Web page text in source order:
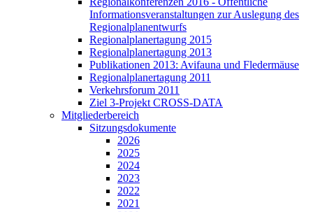
Informationsveranstaltungen zur Auslegung des
Regionalplanentwurfs
Regionalplanertagung 2015
Regionalplanertagung 2013
Publikationen 2013: Avifauna und Fledermäuse
Regionalplanertagung 2011
Verkehrsforum 2011
Ziel 3-Projekt CROSS-DATA
Mitgliederbereich
Sitzungsdokumente
2026
2025
2024
2023
2022
2021